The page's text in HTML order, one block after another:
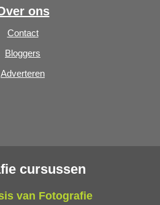
ons
Contact
Bloggers
Adverteren
cursussen
van Fotografie